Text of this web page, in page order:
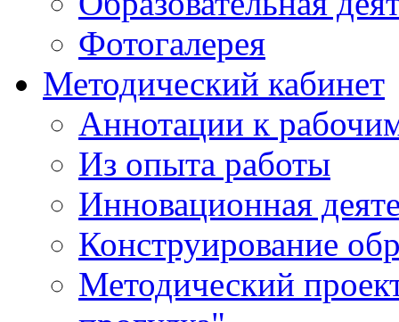
Фотогалерея
Методический кабинет
Аннотации к
Из опыта работы
Инновационная
Конструирование
Методический